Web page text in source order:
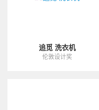
追觅 洗衣机
伦敦设计奖